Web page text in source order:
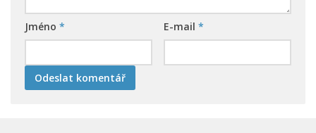
Jméno * E-mail *